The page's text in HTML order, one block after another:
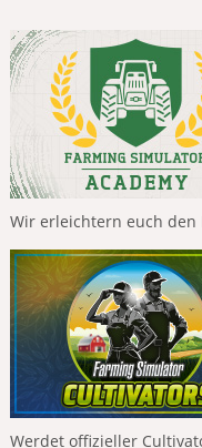
Wir erleichtern euch
Werdet offizieller